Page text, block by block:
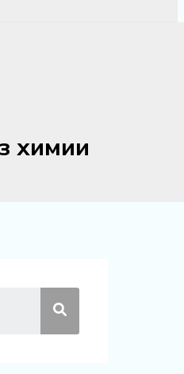
химии